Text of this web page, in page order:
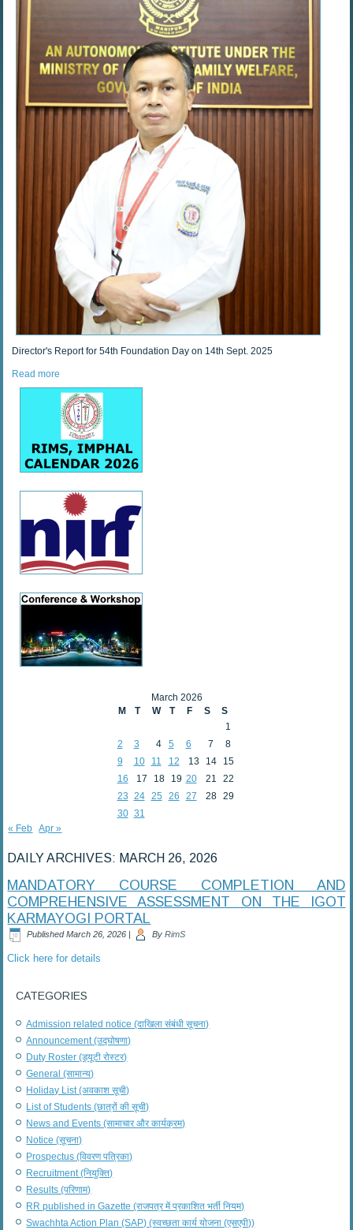
Director's Report for 54th Foundation Day on 14th Sept. 2025
Read more
March 2026
M
T W T F S
S
1
2
3 4 5 6 7
8
9
10 11 12 13 14
15
16
17 18 19 20 21
22
23 24 25 26 27 28
29
30 31
« Feb
Apr »
DAILY ARCHIVES: MARCH 26, 2026
MANDATORY COURSE COMPLETION AND
COMPREHENSIVE ASSESSMENT ON THE IGOT
KARMAYOGI PORTAL
Published March 26, 2026 | By RimS
Click here for details
CATEGORIES
Admission related notice (दाखिला संबंधी सूचना)
Announcement (उद्घोषणा)
Duty Roster (ड्यूटी रोस्टर)
General (सामान्य)
Holiday List (अवकाश सूची)
List of Students (छात्रों की सूची)
News and Events (सामाचार और कार्यक्रम)
Notice (सूचना)
Prospectus (विवरण पत्रिका)
Recruitment (नियुक्ति)
Results (परिणाम)
RR published in Gazette (राजपत्र में प्रकाशित भर्ती नियम)
Swachhta Action Plan (SAP) (स्वच्छता कार्य योजना (एसएपी))